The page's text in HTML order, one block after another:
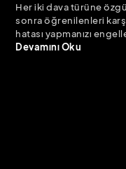
Her iki dava türüne
sonra öğrenilenleri
hatası yapmanızı
sorun olarak
Devamını Oku